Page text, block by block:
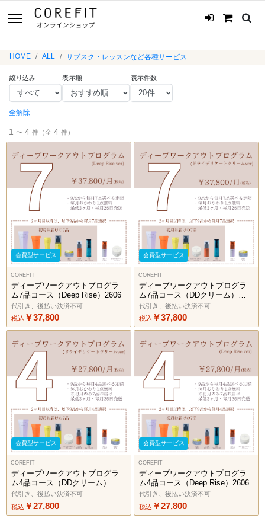
HOME ALL サブスク・レッスンなど各種サービス
絞り込み 表示順 表示件数
全解除
1 〜 4 件（全 4 件）
会費型サービス
COREFIT
ディープワークアウトプログラ
ム7品コース（Deep Rise）2606
代引き、後払い決済不可
税込 ￥37,800
会費型サービス
COREFIT
ディープワークアウトプログラ
ム7品コース（DDクリーム）
2606
代引き、後払い決済不可
税込 ￥37,800
会費型サービス
COREFIT
ディープワークアウトプログラ
ム4品コース（DDクリーム）
2606
代引き、後払い決済不可
税込 ￥27,800
会費型サービス
COREFIT
ディープワークアウトプログラ
ム4品コース（Deep Rise）2606
代引き、後払い決済不可
税込 ￥27,800